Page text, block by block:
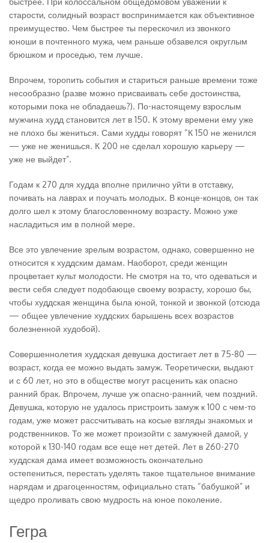
старости, солидный возраст воспринимается как объективное
преимущество. Чем быстрее ты перескочил из звонкого
юноши в почтенного мужа, чем раньше обзавелся округлым
брюшком и проседью, тем лучше.
Впрочем, торопить события и стариться раньше времени тоже
несообразно (разве можно присваивать себе достоинства,
которыми пока не обладаешь?). По-настоящему взрослым
мужчина худд становится лет в 150. К этому времени ему уже
не плохо бы жениться. Сами худды говорят “К 150 не женился
— уже не женишься. К 200 не сделал хорошую карьеру —
уже не выйдет”.
Годам к 270 для худда вполне прилично уйти в отставку,
почивать на лаврах и поучать молодых. В конце-концов, он так
долго шел к этому благословенному возрасту. Можно уже
насладиться им в полной мере.
Все это увлечение зрелым возрастом, однако, совершенно не
относится к худдским дамам. Наоборот, среди женщин
процветает культ молодости. Не смотря на то, что одеваться и
вести себя следует подобающе своему возрасту, хорошо бы,
чтобы худдская женщина была юной, тонкой и звонкой (отсюда
— общее увлечение худдских барышень всех возрастов
болезненной худобой).
Совершеннолетия худдская девушка достигает лет в 75-80 —
возраст, когда ее можно выдать замуж. Теоретически, выдают
и с 60 лет, но это в обществе могут расценить как опасно
ранний брак. Впрочем, лучше уж опасно-ранний, чем поздний.
Девушка, которую не удалось пристроить замуж к 100 с чем-то
годам, уже может рассчитывать на косые взгляды знакомых и
родственников. То же может произойти с замужней дамой, у
которой к 130-140 годам все еще нет детей. Лет в 260-270
худдская дама имеет возможность окончательно
остепениться, перестать уделять такое тщательное внимание
нарядам и драгоценностям, официально стать “бабушкой” и
щедро проливать свою мудрость на юное поколение.
Гегра